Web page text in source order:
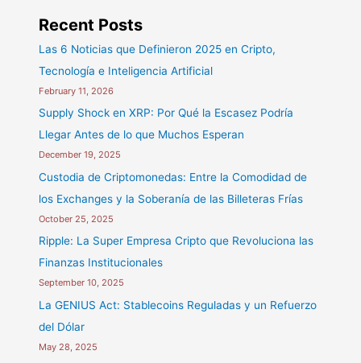
Recent Posts
Las 6 Noticias que Definieron 2025 en Cripto,
Tecnología e Inteligencia Artificial
February 11, 2026
Supply Shock en XRP: Por Qué la Escasez Podría
Llegar Antes de lo que Muchos Esperan
December 19, 2025
Custodia de Criptomonedas: Entre la Comodidad de
los Exchanges y la Soberanía de las Billeteras Frías
October 25, 2025
Ripple: La Super Empresa Cripto que Revoluciona las
Finanzas Institucionales
September 10, 2025
La GENIUS Act: Stablecoins Reguladas y un Refuerzo
del Dólar
May 28, 2025